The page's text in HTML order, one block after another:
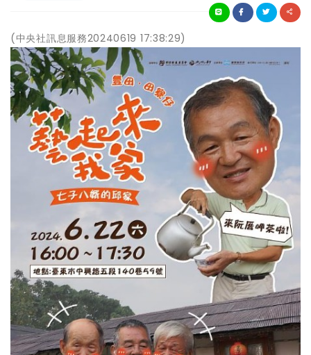
(中央社訊息服務20240619 17:38:29)